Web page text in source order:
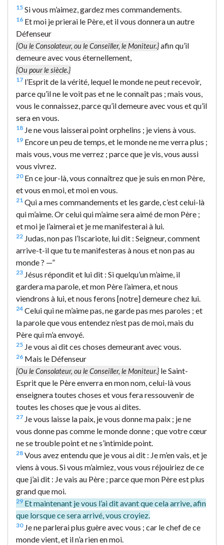
15 Si vous m’aimez, gardez mes commandements.
16 Et moi je prierai le Père, et il vous donnera un autre
Défenseur
{Ou le Consolateur, ou le Conseiller, le Moniteur.}afin qu’il
demeure avec vous éternellement,
{Ou pour le siècle.}
17 l’Esprit de la vérité, lequel le monde ne peut recevoir,
parce qu’il ne le voit pas et ne le connaît pas ; mais vous,
vous le connaissez, parce qu’il demeure avec vous et qu’il
sera en vous.
18 Je ne vous laisserai point orphelins ; je viens à vous.
19 Encore un peu de temps, et le monde ne me verra plus ;
mais vous, vous me verrez ; parce que je vis, vous aussi
vous vivrez.
20En ce jour-là, vous connaîtrez que je suis en mon Père,
et vous en moi, et moi en vous.
21 Qui a mes commandements et les garde, c’est celui-là
qui m’aime. Or celui qui m’aime sera aimé de mon Père ;
et moi je l’aimerai et je me manifesterai à lui.
22 Judas, non pas l’Iscariote, lui dit : Seigneur, comment
arrive-t-il que tu te manifesteras à nous et non pas au
monde ? —”
23 Jésus répondit et lui dit : Si quelqu’un m’aime, il
gardera ma parole, et mon Père l’aimera, et nous
viendrons à lui, et nous ferons [notre] demeure chez lui.
24 Celui qui ne m’aime pas, ne garde pas mes paroles ; et
la parole que vous entendez n’est pas de moi, mais du
Père qui m’a envoyé.
25 Je vous ai dit ces choses demeurant avec vous.
26 Mais le Défenseur
{Ou le Consolateur, ou le Conseiller, le Moniteur.} le Saint-
Esprit que le Père enverra en mon nom, celui-là vous
enseignera toutes choses et vous fera ressouvenir de
toutes les choses que je vous ai dites.
27 Je vous laisse la paix, je vous donne ma paix ; je ne
vous donne pas comme le monde donne ; que votre cœur
ne se trouble point et ne s’intimide point.
28 Vous avez entendu que je vous ai dit : Je m’en vais, et je
viens à vous. Si vous m’aimiez, vous vous réjouiriez de ce
que j’ai dit : Je vais au Père ; parce que mon Père est plus
grand que moi.
29 Et maintenant je vous l’ai dit avant que cela arrive, afin
que lorsque ce sera arrivé, vous croyiez.
30Je ne parlerai plus guère avec vous ; car le chef de ce
monde vient, et il n’a rien en moi.